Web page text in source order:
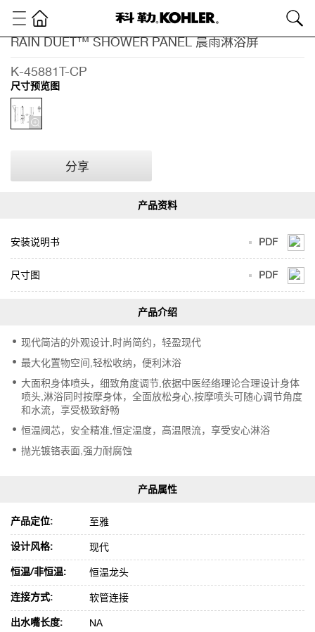
RAIN
DUET™
雨淋浴屏
RAIN DUET™ SHOWER PANEL 晨雨淋浴屏
K-45881T-CP
尺寸预览图
分享
PDF
安装说明书
PDF
尺寸图
现代简洁的外观设计,时尚简约，轻盈现代
最大化置物空间,轻松收纳，便利沐浴
大面积身体喷头，细致角度调节,依据中医经络理论合理设计身体
喷头,淋浴同时按摩身体，全面放松身心,按摩喷头可随心调节角度
和水流，享受极致舒畅
恒温阀芯，安全精准,恒定温度，高温限流，享受安心淋浴
抛光镀铬表面,强力耐腐蚀
产品定位: 至雅
设计风格: 现代
恒温/非恒温: 恒温龙头
连接方式: 软管连接
出水嘴长度: NA